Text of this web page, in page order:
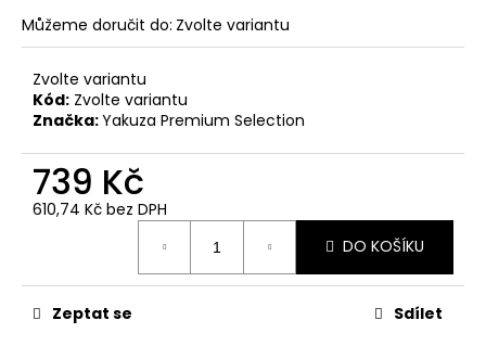
Můžeme doručit do: Zvolte variantu
Zvolte variantu
Kód: Zvolte variantu
Značka:Yakuza Premium Selection
739 Kč
610,74 Kč bez DPH
DO KOŠÍKU
Zeptat se Sdílet
j
e
m
e
PÁNSKÉ
ŠEDO-
OLIVOVÉ
TRIČKO
3916
FLAMING